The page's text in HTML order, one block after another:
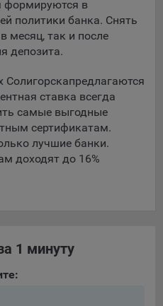
персонализированной
либо входе в систему, или
Данные файлы
корректной
использования его
могут быть отключены в
может настроить
такие файлы сookie или
использовании — но в таком
работы некоторых
том числе имени
и для предотвращения
формируются в
политики банка. Снять
месяц, так и после
депозита.
Солигорскапредлагаются
ставка всегда
самые выгодные
сертификатам.
лучшие банки.
доходят до 16%
1 минуту